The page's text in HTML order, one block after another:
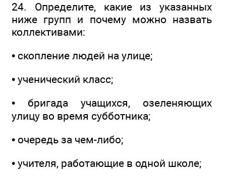
24. Определите, какие из указанных
ниже групп и почему можно назвать
коллективами:
• скопление людей на улице;
• ученический класс;
• бригада учащихся, озеленяющих
улицу во время субботника;
• очередь за чем-либо;
• учителя, работающие в одной школе;